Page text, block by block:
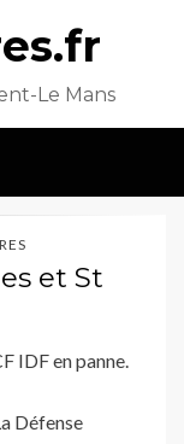
Le Mans
et St
IDF en panne.
Défense